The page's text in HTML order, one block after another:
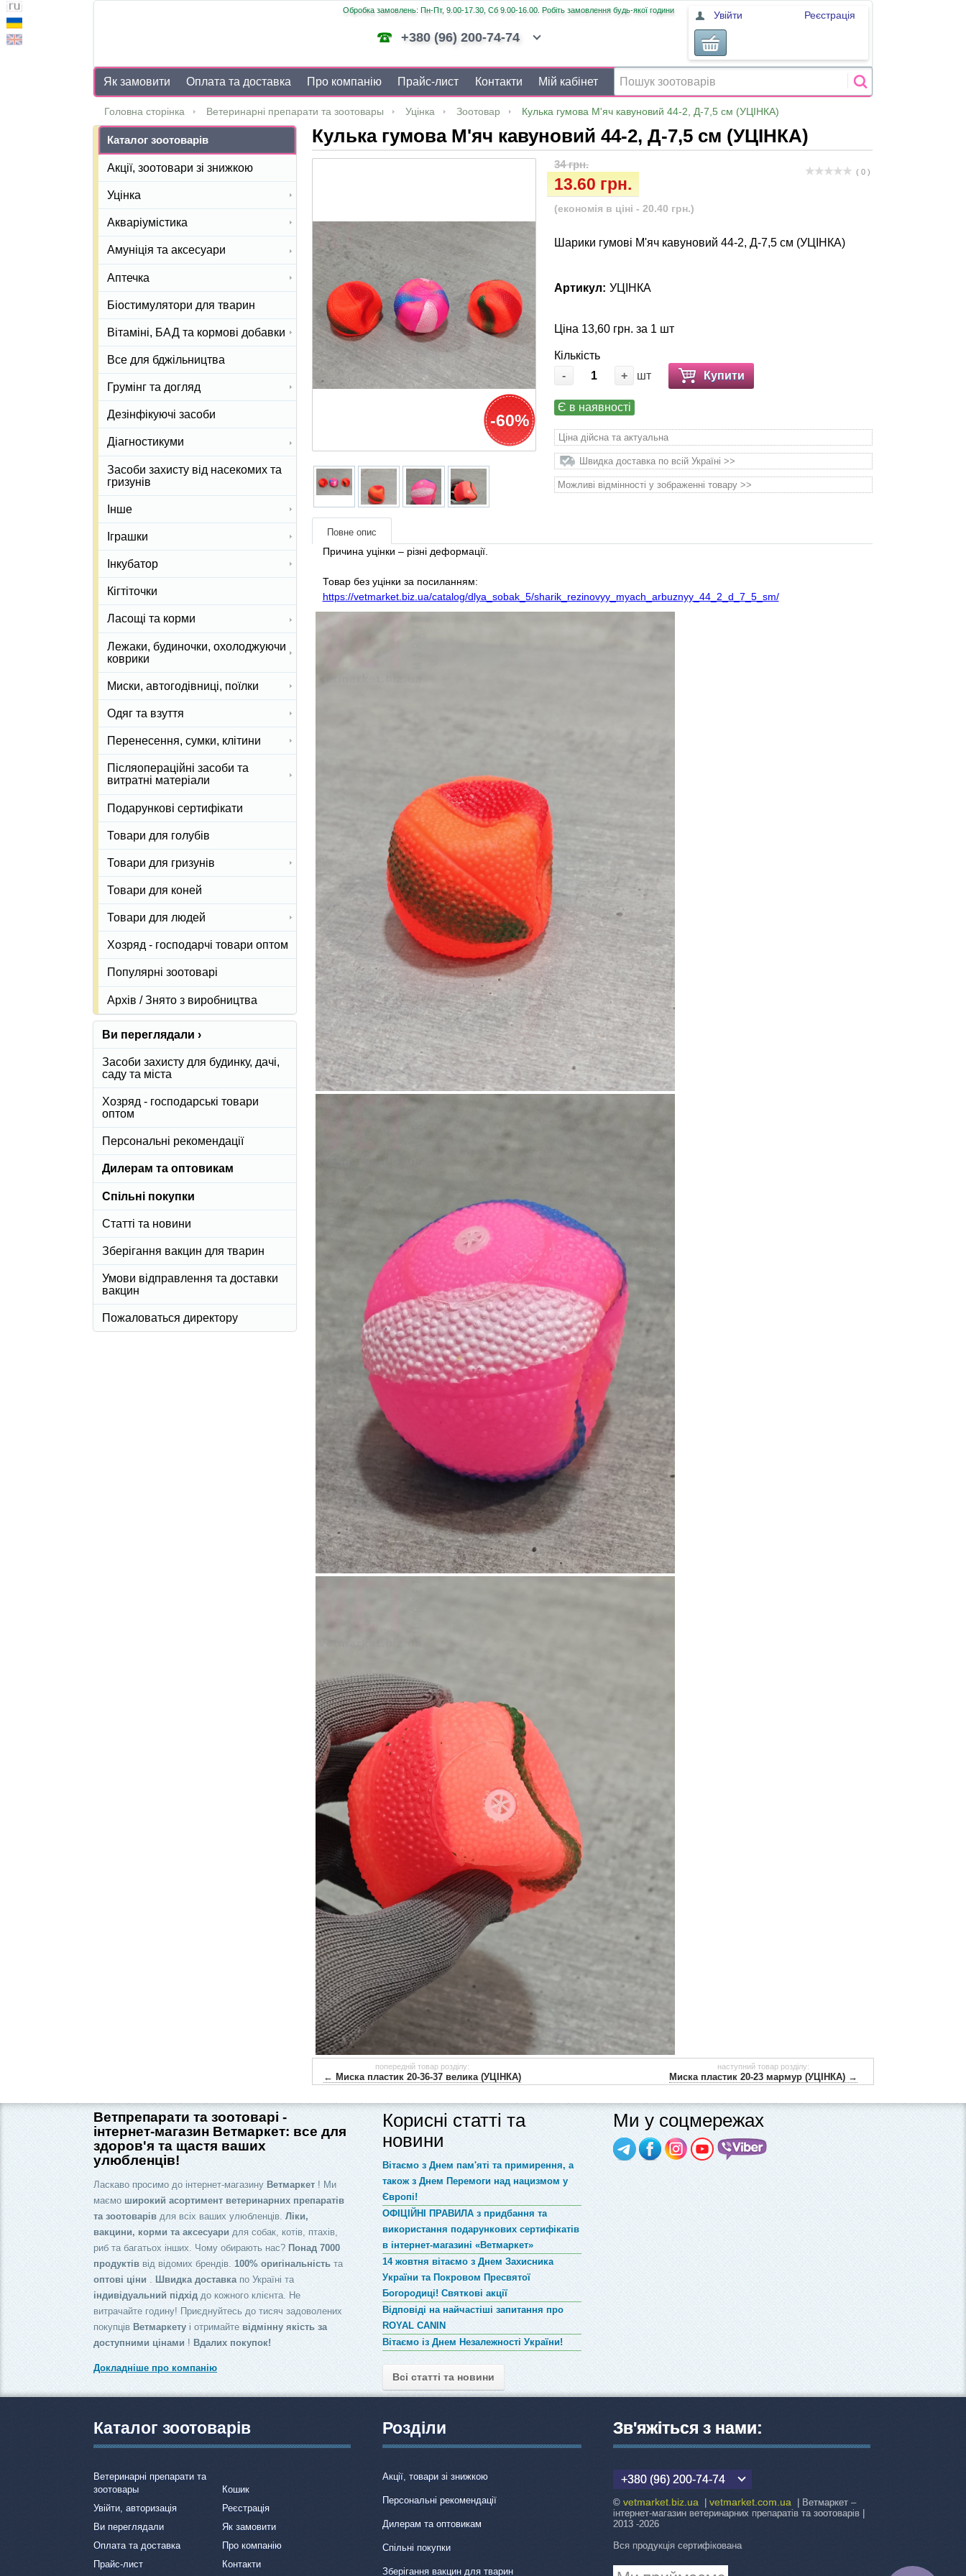
Обробка замовлень: Пн-Пт, 9.00-17.30, Сб 9.00-16.00. Робіть замовлення будь-якої години
+380 (96) 200-74-74
Увійти Реєстрація
Як замовити Оплата та доставка Про компанію Прайс-лист Контакти Мій кабінет
Головна сторінка Ветеринарні препарати та зоотовары Уцінка Зоотовар Кулька гумова М'яч кавуновий 44-2, Д-7,5 см (УЦІНКА)
Кулька гумова М'яч кавуновий 44-2, Д-7,5 см (УЦІНКА)
-60%
( 0 )
34 грн.
13.60 грн.
(економія в ціні - 20.40 грн.)
Шарики гумові М'яч кавуновий 44-2, Д-7,5 см (УЦІНКА)
Артикул: УЦІНКА
Ціна 13,60 грн. за 1 шт
Кількість
-
+ шт Купити
Є в наявності
Ціна дійсна та актуальна
Швидка доставка по всій Україні >>
Можливі відмінності у зображенні товару >>
Повне опис
Причина уцінки – різні деформації.
Товар без уцінки за посиланням:
https://vetmarket.biz.ua/catalog/dlya_sobak_5/sharik_rezinovyy_myach_arbuznyy_44_2_d_7_5_sm/
попередній товар розділу:
← Миска пластик 20-36-37 велика (УЦІНКА)
наступний товар розділу:
Миска пластик 20-23 мармур (УЦІНКА) →
Каталог зоотоварів
Акції, зоотовари зі знижкою
Уцінка
Акваріумістика
Амуніція та аксесуари
Аптечка
Біостимулятори для тварин
Вітаміні, БАД та кормові добавки
Все для бджільництва
Грумінг та догляд
Дезінфікуючі засоби
Діагностикуми
Засоби захисту від насекомих та
гризунів
Інше
Іграшки
Інкубатор
Кігтіточки
Ласощі та корми
Лежаки, будиночки, охолоджуючи
коврики
Миски, автогодівниці, поїлки
Одяг та взуття
Перенесення, сумки, клітини
Післяопераційні засоби та
витратні матеріали
Подарункові сертифікати
Товари для голубів
Товари для гризунів
Товари для коней
Товари для людей
Хозряд - господарчі товари оптом
Популярні зоотоварі
Архів / Знято з виробництва
Ви переглядали ›
Засоби захисту для будинку, дачі,
саду та міста
Хозряд - господарські товари
оптом
Персональні рекомендації
Дилерам та оптовикам
Спільні покупки
Статті та новини
Зберігання вакцин для тварин
Умови відправлення та доставки
вакцин
Пожаловаться директору
Ветпрепарати та зоотоварі -
інтернет-магазин Ветмаркет: все для
здоров'я та щастя ваших
улюбленців!
Ласкаво просимо до інтернет-магазину Ветмаркет ! Ми
маємоширокий асортимент ветеринарних препаратів
та зоотоварів для всіх ваших улюбленців.Ліки,
вакцини, корми та аксесуаридля собак, котів, птахів,
риб та багатьох інших. Чому обирають нас? Понад 7000
продуктів від відомих брендів.100% оригінальність та
оптові ціни. Швидка доставкапо Україні та
індивідуальний підхід до кожного клієнта. Не
витрачайте годину! Приєднуйтесь до тисяч задоволених
покупців Ветмаркетуі отримайте відмінну якість за
доступними цінами ! Вдалих покупок!
Докладніше про компанію
Корисні статті та
новини
Вітаємо з Днем пам'яті та примирення, а
також з Днем Перемоги над нацизмом у
Європі!
ОФІЦІЙНІ ПРАВИЛА з придбання та
використання подарункових сертифікатів
в інтернет-магазині «Ветмаркет»
14 жовтня вітаємо з Днем Захисника
України та Покровом Пресвятої
Богородиці! Святкові акції
Відповіді на найчастіші запитання про
ROYAL CANIN
Вітаємо із Днем Незалежності України!
Всі статті та новини
Ми у соцмережах
Каталог зоотоварів
Ветеринарні препарати та
зоотовары
Кошик
Увійти, авторизація
Реєстрація
Ви переглядали
Як замовити
Оплата та доставка
Про компанію
Прайс-лист
Контакти
Розділи
Акції, товари зі знижкою
Персональні рекомендації
Дилерам та оптовикам
Спільні покупки
Зберігання вакцин для тварин
Зв'яжіться з нами:
+380 (96) 200-74-74
©vetmarket.biz.ua |vetmarket.com.ua | Ветмаркет –
інтернет-магазин ветеринарних препаратів та зоотоварів |
2013 -2026
Вся продукція сертифікована